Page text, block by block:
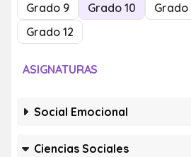
Grado 9
Grado 10
Grado
Grado 12
ASIGNATURAS
Social Emocional
Ciencias Sociales